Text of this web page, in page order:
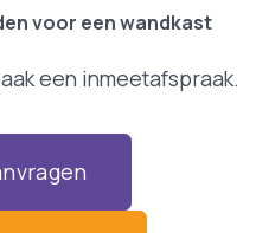
voor een wandkast
een inmeetafspraak.